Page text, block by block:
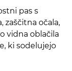
pas s
zaščitna očala,
vidna oblačila
ki sodelujejo